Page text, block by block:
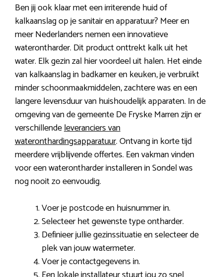
Ben jij ook klaar met een irriterende huid of
kalkaanslag op je sanitair en apparatuur? Meer en
meer Nederlanders nemen een innovatieve
waterontharder. Dit product onttrekt kalk uit het
water. Elk gezin zal hier voordeel uit halen. Het einde
van kalkaanslag in badkamer en keuken, je verbruikt
minder schoonmaakmiddelen, zachtere was en een
langere levensduur van huishoudelijk apparaten. In de
omgeving van de gemeente De Fryske Marren zijn er
verschillendeleveranciers van
wateronthardingsapparatuur. Ontvang in korte tijd
meerdere vrijblijvende offertes. Een vakman vinden
voor een waterontharder installeren in Sondel was
nog nooit zo eenvoudig.
Voer je postcode en huisnummer in.
Selecteer het gewenste type ontharder.
Definieer jullie gezinssituatie en selecteer de
plek van jouw watermeter.
Voer je contactgegevens in.